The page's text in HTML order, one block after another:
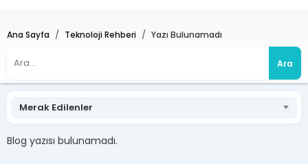
Ana Sayfa Teknoloji Rehberi Yazı Bulunamadı
Ara
Merak Edilenler
Blog yazısı bulunamadı.